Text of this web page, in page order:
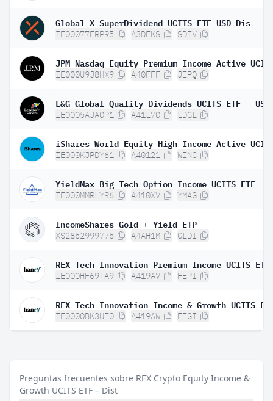
Global X SuperDividend UCITS ETF USD Dis
IE00077FRP95 A3DEKS SDIV
IE000U9J8HX9 A40FFF JEPQ
IE0005AJA0P1 A41L70 LDGL
IE000KJPDY61 A40121 WINC
YieldMax Big Tech Option Income UCITS ETF
IE000MMRLY96 A410XV YMAG
IncomeShares Gold + Yield ETP
XS2852999775 A4AH1M GLDI
REX Tech Innovation Premium Income UCITS ETF
IE000HF69TA9 A419AV FEPI
REX Tech Innovation Income & Growth UCITS
IE000OBK3UE0 A419AW FEGI
Preguntas frecuentes sobre REX Crypto Equity Income &
Growth UCITS ETF – Dist